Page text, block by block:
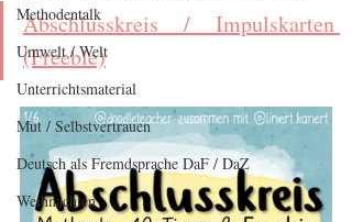
Methodentalk
Umwelt / Welt
Unterrichtsmaterial
Mut / Selbstvertrauen
Deutsch als Fremdsprache DaF / DaZ
Weihnachten
Abschlusskreis / Impulskarten
(Freebie)